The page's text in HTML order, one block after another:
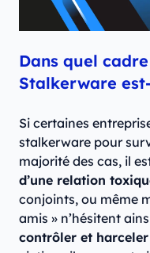
Dans quel
Stalkerware
Si certaines
stalkerware pour
majorité des cas, il
d’une relation
conjoints, ou même
amis » n’hésitent
contrôler et